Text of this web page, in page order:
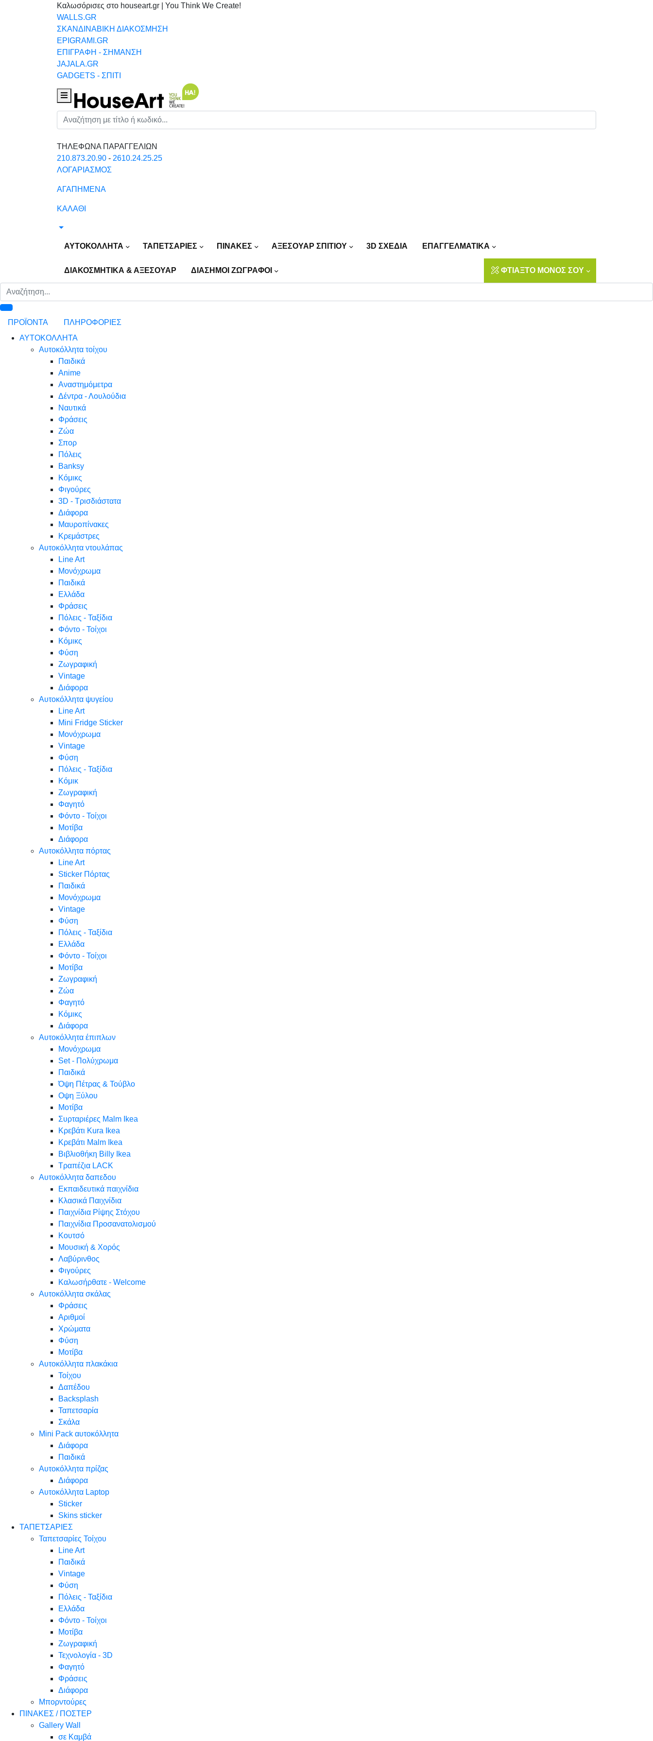
Καλωσόρισες στο houseart.gr | You Think We Create!
WALLS.GR
ΣΚΑΝΔΙΝΑΒΙΚΗ ΔΙΑΚΟΣΜΗΣΗ
EPIGRAMI.GR
ΕΠΙΓΡΑΦΗ - ΣΗΜΑΝΣΗ
JAJALA.GR
GADGETS - ΣΠΙΤΙ
Houseart Menu
Αναζήτηση
ΤΗΛΕΦΩΝΑ ΠΑΡΑΓΓΕΛΙΩΝ
210.873.20.90 - 2610.24.25.25
ΛΟΓΑΡΙΑΣΜΟΣ
ΑΓΑΠΗΜΕΝΑ
ΚΑΛΑΘΙ
ΑΥΤΟΚΟΛΛΗΤΑ ΤΑΠΕΤΣΑΡΙΕΣ ΠΙΝΑΚΕΣ ΑΞΕΣΟΥΑΡ ΣΠΙΤΙΟΥ 3D ΣΧΕΔΙΑ ΕΠΑΓΓΕΛΜΑΤΙΚΑ
ΔΙΑΚΟΣΜΗΤΙΚΑ & ΑΞΕΣΟΥΑΡ ΔΙΑΣΗΜΟΙ ΖΩΓΡΑΦΟΙ ΦΤΙΑΞΤΟ ΜΟΝΟΣ ΣΟΥ
ΠΡΟΪΟΝΤΑ
ΠΛΗΡΟΦΟΡΙΕΣ
ΑΥΤΟΚΟΛΛΗΤΑ
Αυτοκόλλητα τοίχου
Παιδικά
Anime
Αναστημόμετρα
Δέντρα - Λουλούδια
Ναυτικά
Φράσεις
Ζώα
Σπορ
Πόλεις
Banksy
Κόμικς
Φιγούρες
3D - Τρισδιάστατα
Διάφορα
Μαυροπίνακες
Κρεμάστρες
Αυτοκόλλητα ντουλάπας
Line Art
Μονόχρωμα
Παιδικά
Ελλάδα
Φράσεις
Πόλεις - Ταξίδια
Φόντο - Τοίχοι
Κόμικς
Φύση
Ζωγραφική
Vintage
Διάφορα
Αυτοκόλλητα ψυγείου
Line Art
Mini Fridge Sticker
Μονόχρωμα
Vintage
Φύση
Πόλεις - Ταξίδια
Κόμικ
Ζωγραφική
Φαγητό
Φόντο - Τοίχοι
Μοτίβα
Διάφορα
Αυτοκόλλητα πόρτας
Line Art
Sticker Πόρτας
Παιδικά
Μονόχρωμα
Vintage
Φύση
Πόλεις - Ταξίδια
Ελλάδα
Φόντο - Τοίχοι
Μοτίβα
Ζωγραφική
Ζώα
Φαγητό
Κόμικς
Διάφορα
Αυτοκόλλητα έπιπλων
Μονόχρωμα
Set - Πολύχρωμα
Παιδικά
Όψη Πέτρας & Τούβλο
Oψη Ξύλου
Μοτίβα
Συρταριέρες Malm Ikea
Κρεβάτι Kura Ikea
Κρεβάτι Malm Ikea
Βιβλιοθήκη Billy Ikea
Τραπέζια LACK
Αυτοκόλλητα δαπεδου
Εκπαιδευτικά παιχνίδια
Κλασικά Παιχνίδια
Παιχνίδια Ρίψης Στόχου
Παιχνίδια Προσανατολισμού
Κουτσό
Μουσική & Χορός
Λαβύρινθος
Φιγούρες
Καλωσήρθατε - Welcome
Αυτοκόλλητα σκάλας
Φράσεις
Αριθμοί
Χρώματα
Φύση
Μοτίβα
Αυτοκόλλητα πλακάκια
Τοίχου
Δαπέδου
Backsplash
Ταπετσαρία
Σκάλα
Mini Pack αυτοκόλλητα
Διάφορα
Παιδικά
Αυτοκόλλητα πρίζας
Διάφορα
Αυτοκόλλητα Laptop
Sticker
Skins sticker
ΤΑΠΕΤΣΑΡΙΕΣ
Ταπετσαρίες Τοίχου
Line Art
Παιδικά
Vintage
Φύση
Πόλεις - Ταξίδια
Ελλάδα
Φόντο - Τοίχοι
Μοτίβα
Ζωγραφική
Τεχνολογία - 3D
Φαγητό
Φράσεις
Διάφορα
Μπορντούρες
ΠΙΝΑΚΕΣ / ΠΟΣΤΕΡ
Gallery Wall
σε Καμβά